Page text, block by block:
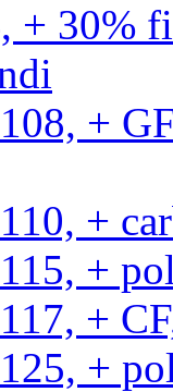
+ 30%
+
+
+
+
+